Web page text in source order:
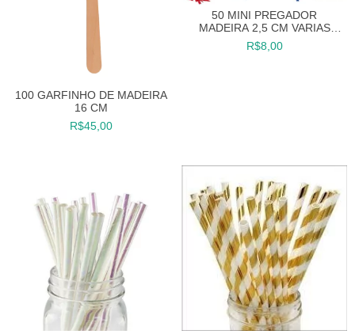
100 GARFINHO DE MADEIRA
16 CM
R$45,00
50 MINI PREGADOR
MADEIRA 2,5 CM VARIAS
CORES LEMBRANCINHA
R$8,00